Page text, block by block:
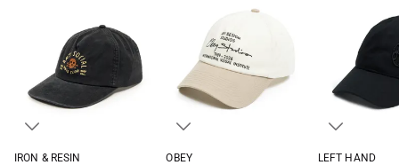
IRON & RESIN
OBEY
LEFT HAND